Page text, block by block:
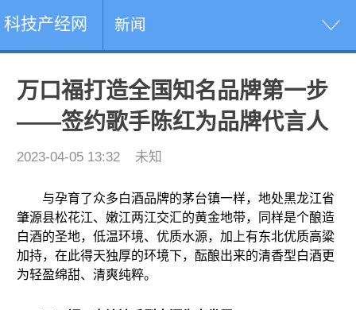
科技产经网 新闻
万口福打造全国知名品牌第一步
——签约歌手陈红为品牌代言人
2023-04-05 13:32 未知
与孕育了众多白酒品牌的茅台镇一样，地处黑龙江省
肇源县松花江、嫩江两江交汇的黄金地带，同样是个酿造
白酒的圣地，低温环境、优质水源，加上有东北优质高粱
加持，在此得天独厚的环境下，酝酿出来的清香型白酒更
为轻盈绵甜、清爽纯粹。